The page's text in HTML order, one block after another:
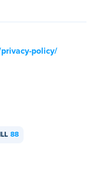
enheter
policy/
88